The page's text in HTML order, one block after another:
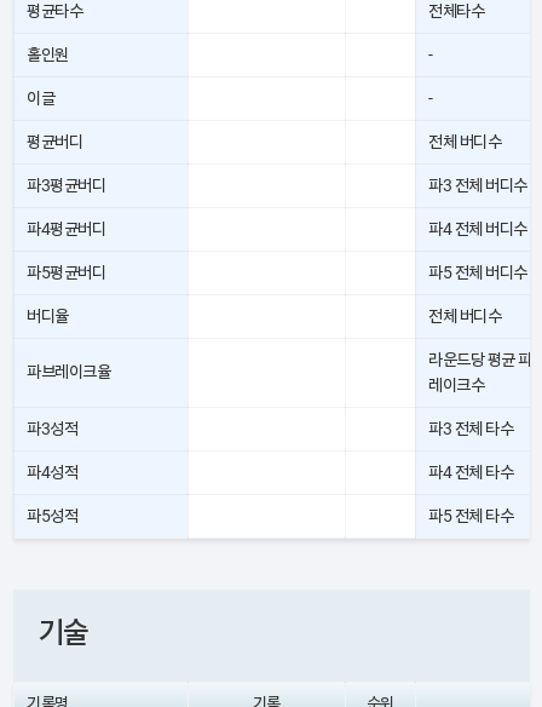
평균타수 전체타수
홀인원 -
이글 -
평균버디 전체 버디수
파3평균버디 파3 전체 버디수
파4평균버디 파4 전체 버디수
파5평균버디 파5 전체 버디수
버디율 전체 버디수
파브레이크율
라운드당 평균 파
레이크수
파3성적 파3 전체 타수
파4성적 파4 전체 타수
파5성적 파5 전체 타수
기술